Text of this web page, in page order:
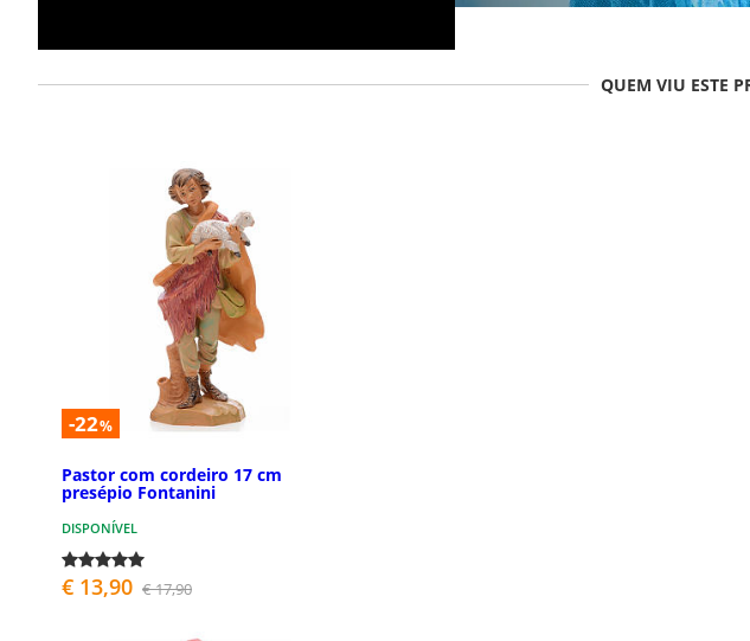
QUEM VIU ESTE
-22%
Pastor com cordeiro 17 cm
presépio Fontanini
DISPONÍVEL
€ 13,90 € 17,90